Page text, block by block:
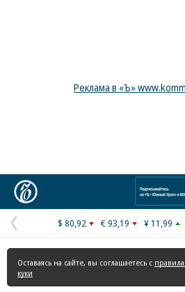
Реклама в «Ъ»
Предыдущая
страница
$ 80,92 € 93,19 ¥ 11,99
Оставаясь на сайте, вы соглашаетесь с
куки